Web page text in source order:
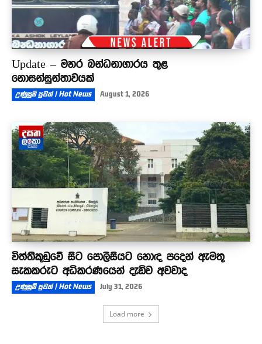
Update – මහර බන්ධනාගාරය තුළ
නොසන්සුන්තාවයක්
උණුසුම් පුවත් | Hot News August 1, 2026
විත්තිකූඩුවේ සිට පොලිසියට හොඳ පදෙන් ඇමතූ
සැකකරුට අධිකරණයෙන් දැඩිව අවවාද
උණුසුම් පුවත් | Hot News July 31, 2026
Load more